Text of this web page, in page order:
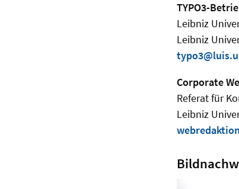
TYPO3-
Leibniz
Leibniz
Corporate
Referat für
Leibniz